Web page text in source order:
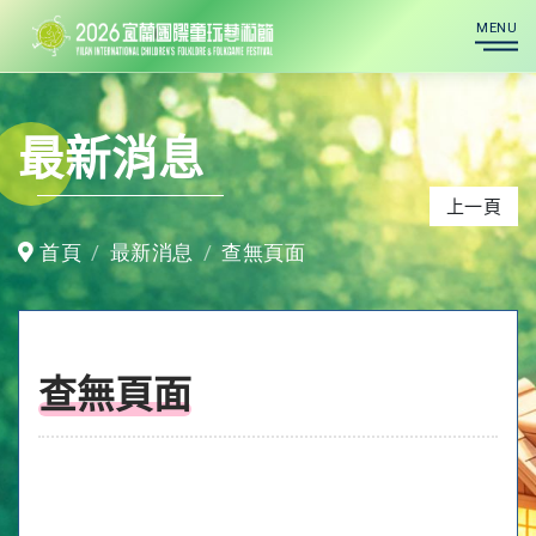
MENU
最新消息
上一頁
首頁 最新消息 查無頁面
查無頁面